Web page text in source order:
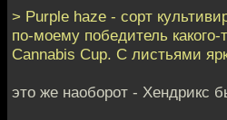
> Purple haze - сорт
по-моему победитель какого-
Cannabis Cup. С листьями
это же наоборот - Хендрикс